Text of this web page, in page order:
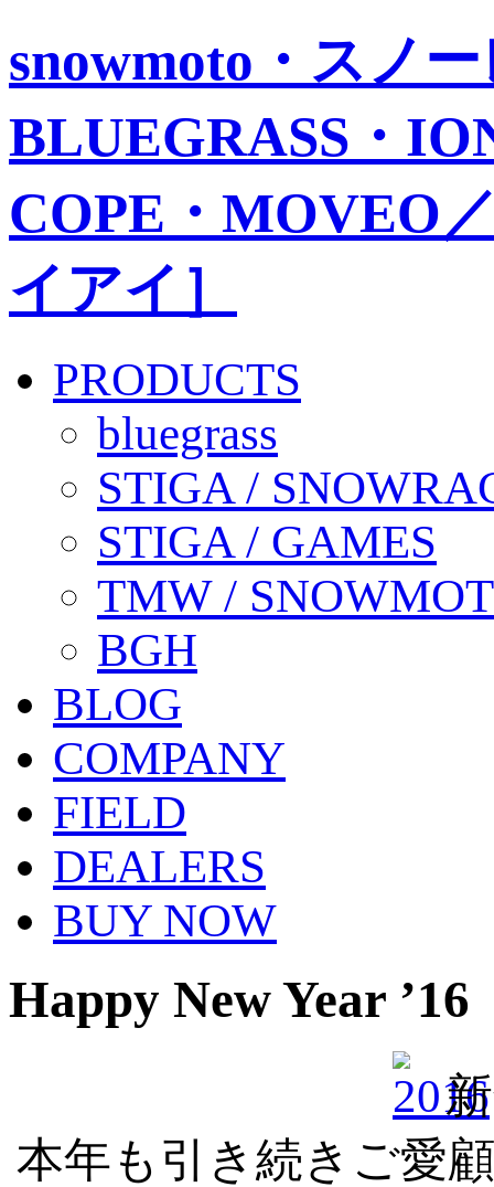
snowmoto・スノ
BLUEGRASS・
COPE・MOVEO
イアイ］
PRODUCTS
bluegrass
STIGA /
STIGA / GAMES
TMW /
BGH
BLOG
COMPANY
FIELD
DEALERS
BUY NOW
Happy New Year ’16
本年も引き続きご愛